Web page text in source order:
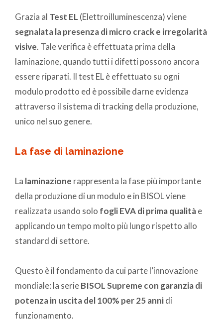
Grazia al Test EL (Elettroilluminescenza) viene
segnalata la presenza di micro crack e irregolarità
visive. Tale verifica è effettuata prima della
laminazione, quando tutti i difetti possono ancora
essere riparati. Il test EL è effettuato su ogni
modulo prodotto ed è possibile darne evidenza
attraverso il sistema di tracking della produzione,
unico nel suo genere.
La fase di laminazione
La laminazione rappresenta la fase più importante
della produzione di un modulo e in BISOL viene
realizzata usando solo fogli EVA di prima qualitàe
applicando un tempo molto più lungo rispetto allo
standard di settore.
Questo è il fondamento da cui parte l’innovazione
mondiale: la serieBISOL Supreme con garanzia di
potenza in uscita del 100% per 25 annidi
funzionamento.